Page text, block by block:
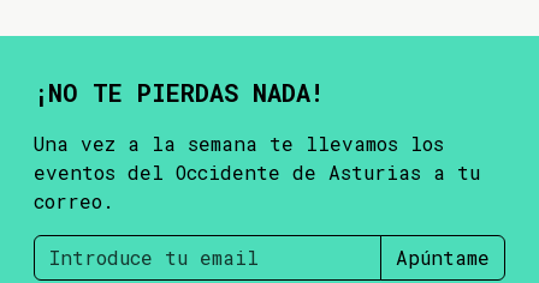
¡NO TE PIERDAS NADA!
Una vez a la semana te llevamos los
eventos del Occidente de Asturias a tu
correo.
Apúntame